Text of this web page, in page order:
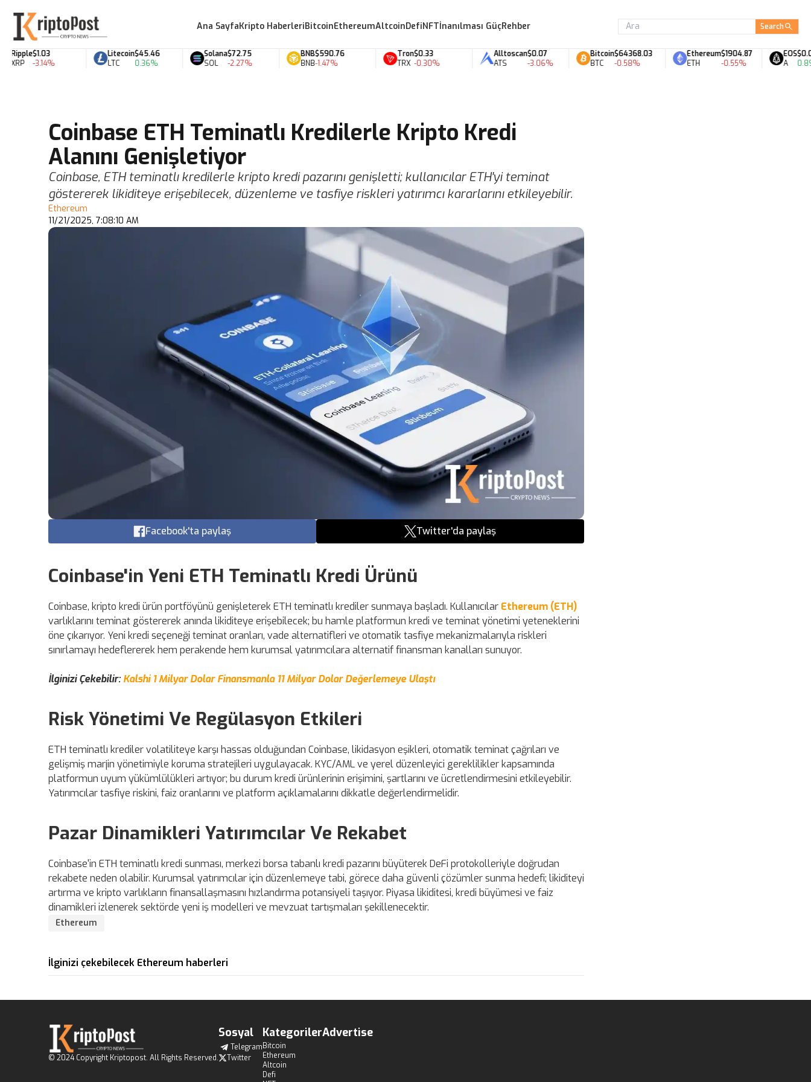
Ana SayfaKripto HaberleriBitcoinEthereumAltcoinDefiNFTİnanılması GüçRehber Search
$1.03
-3.14%
Litecoin
LTC
$45.46
0.36%
Solana
SOL
$72.75
-2.27%
BNB
BNB
$590.76
-1.47%
Tron
TRX
$0.33
-0.30%
Alltoscan
ATS
$0.07
-3.06%
Bitcoin
BTC
$64368.03
-0.58%
Ethereum
ETH
$1904.87
-0.55%
EOS
A
$0.07
0.89%
Coinbase ETH Teminatlı Kredilerle Kripto Kredi
Alanını Genişletiyor
Coinbase, ETH teminatlı kredilerle kripto kredi pazarını genişletti; kullanıcılar ETH'yi teminat
göstererek likiditeye erişebilecek, düzenleme ve tasfiye riskleri yatırımcı kararlarını etkileyebilir.
Ethereum
11/21/2025, 7:08:10 AM
Facebook'ta paylaş Twitter'da paylaş
Coinbase'in Yeni ETH Teminatlı Kredi Ürünü
Coinbase, kripto kredi ürün portföyünü genişleterek ETH teminatlı krediler sunmaya başladı. Kullanıcılar Ethereum (ETH)
varlıklarını teminat göstererek anında likiditeye erişebilecek; bu hamle platformun kredi ve teminat yönetimi yeteneklerini
öne çıkarıyor. Yeni kredi seçeneği teminat oranları, vade alternatifleri ve otomatik tasfiye mekanizmalarıyla riskleri
sınırlamayı hedeflererek hem perakende hem kurumsal yatırımcılara alternatif finansman kanalları sunuyor.
İlginizi Çekebilir:Kalshi 1 Milyar Dolar Finansmanla 11 Milyar Dolar Değerlemeye Ulaştı
Risk Yönetimi Ve Regülasyon Etkileri
ETH teminatlı krediler volatiliteye karşı hassas olduğundan Coinbase, likidasyon eşikleri, otomatik teminat çağrıları ve
gelişmiş marjin yönetimiyle koruma stratejileri uygulayacak. KYC/AML ve yerel düzenleyici gereklilikler kapsamında
platformun uyum yükümlülükleri artıyor; bu durum kredi ürünlerinin erişimini, şartlarını ve ücretlendirmesini etkileyebilir.
Yatırımcılar tasfiye riskini, faiz oranlarını ve platform açıklamalarını dikkatle değerlendirmelidir.
Pazar Dinamikleri Yatırımcılar Ve Rekabet
Coinbase'in ETH teminatlı kredi sunması, merkezi borsa tabanlı kredi pazarını büyüterek DeFi protokolleriyle doğrudan
rekabete neden olabilir. Kurumsal yatırımcılar için düzenlemeye tabi, görece daha güvenli çözümler sunma hedefi; likiditeyi
artırma ve kripto varlıkların finansallaşmasını hızlandırma potansiyeli taşıyor. Piyasa likiditesi, kredi büyümesi ve faiz
dinamikleri izlenerek sektörde yeni iş modelleri ve mevzuat tartışmaları şekillenecektir.
Ethereum
İlginizi çekebilecek Ethereum haberleri
© 2024 Copyright Kriptopost. All Rights Reserved.
Sosyal
Telegram
Twitter
Kategoriler
Bitcoin
Ethereum
Altcoin
Defi
Advertise